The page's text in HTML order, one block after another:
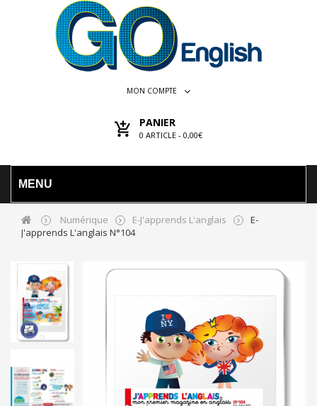
MON COMPTE
PANIER
0 ARTICLE - 0,00€
MENU
Numérique E-J'apprends L'anglais
E-
J'apprends L'anglais N°104